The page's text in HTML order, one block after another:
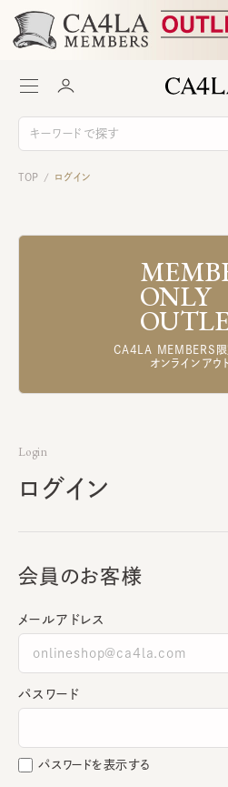
TOP / ログイン
ONLY
CA4LA MEMBERS限
オンラインアウ
Login
ログイン
会員のお客様
メールアドレス
パスワード
パスワードを表示する